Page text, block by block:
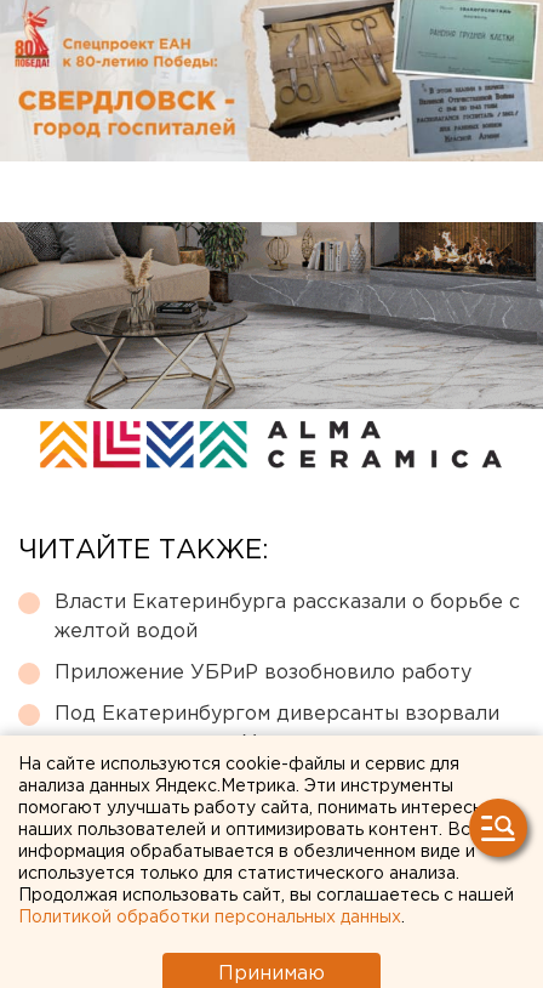
ЧИТАЙТЕ ТАКЖЕ:
Власти Екатеринбурга рассказали о борьбе с
желтой водой
Приложение УБРиР возобновило работу
Под Екатеринбургом диверсанты взорвали
Путин назначил нового командующего
войсками ЦВО
Исторический центр Оренбурга застроят по
КРТ, а история с небоскребами — на паузе
На сайте используются cookie-файлы и сервис для
анализа данных Яндекс.Метрика. Эти инструменты
помогают улучшать работу сайта, понимать интересы
наших пользователей и оптимизировать контент. Вся
информация обрабатывается в обезличенном виде и
используется только для статистического анализа.
Продолжая использовать сайт, вы соглашаетесь с нашей
Политикой обработки персональных данных
Принимаю